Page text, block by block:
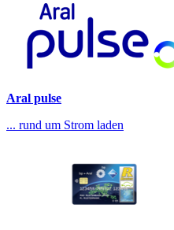
Aral pulse
... rund um Strom laden